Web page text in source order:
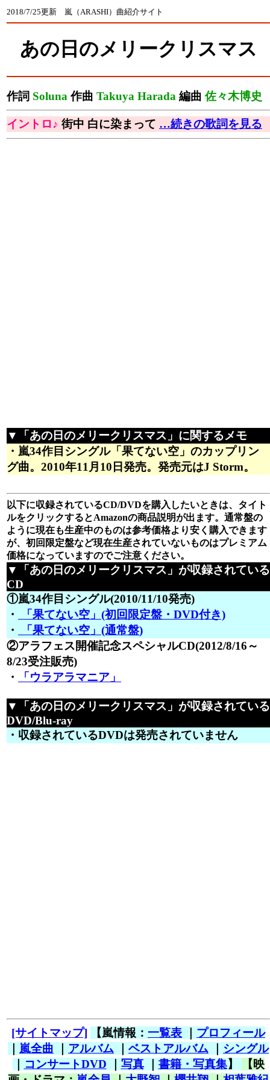
2018/7/25更新 嵐（ARASHI）曲紹介サイト
あの日のメリークリスマス
作詞 Soluna 作曲 Takuya Harada 編曲 佐々木博史
イントロ♪ 街中 白に染まって …続きの歌詞を見る
▼「あの日のメリークリスマス」に関するメモ
・嵐34作目シングル「果てない空」のカップリン
グ曲。2010年11月10日発売。発売元はJ Storm。
以下に収録されているCD/DVDを購入したいときは、タイト
ルをクリックするとAmazonの商品説明が出ます。通常盤の
ように現在も生産中のものは参考価格より安く購入できます
が、初回限定盤など現在生産されていないものはプレミアム
価格になっていますのでご注意ください。
▼「あの日のメリークリスマス」が収録されている
CD
①嵐34作目シングル(2010/11/10発売)
・
「果てない空」(初回限定盤・DVD付き)
・
「果てない空」(通常盤)
②アラフェス開催記念スペシャルCD(2012/8/16～
8/23受注販売)
・
「ウラアラマニア」
▼「あの日のメリークリスマス」が収録されている
DVD/Blu-ray
・収録されているDVDは発売されていません
[サイトマップ] 【嵐情報： 一覧表
プロフィール
嵐全曲 アルバム ベストアルバム
シングル
コンサートDVD 写真｜ 書籍・写真集】
【映